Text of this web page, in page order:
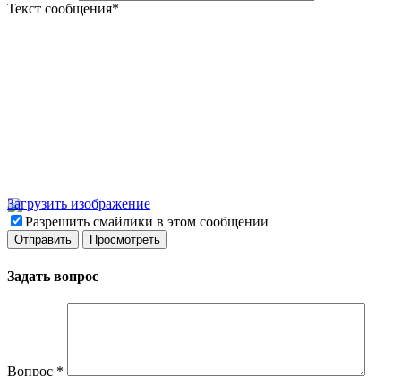
Текст сообщения*
Загрузить изображение
Разрешить смайлики в этом сообщении
Задать вопрос
Вопрос *